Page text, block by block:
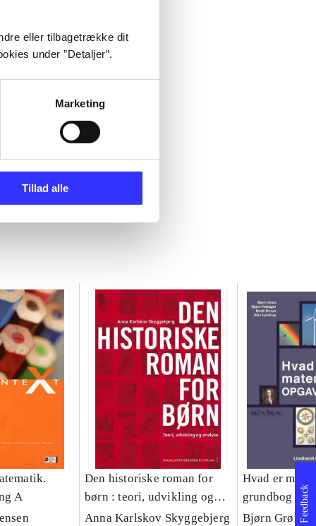
eller tilbagetrække dit
under ”Detaljer”.
Marketing
Tillad alle
A
Den historiske roman for
børn : teori, udvikling og
analyse
Anna Karlskov Skyggebjerg
Hvad er
grundbog --
Bjørn Grøn Feedback